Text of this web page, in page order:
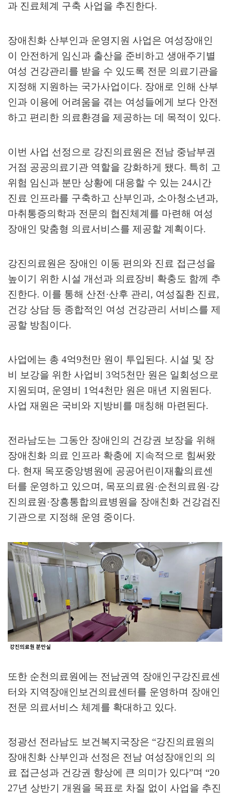
과 진료체계 구축 사업을 추진한다.
장애친화 산부인과 운영지원 사업은 여성장애인
이 안전하게 임신과 출산을 준비하고 생애주기별
여성 건강관리를 받을 수 있도록 전문 의료기관을
지정해 지원하는 국가사업이다. 장애로 인해 산부
인과 이용에 어려움을 겪는 여성들에게 보다 안전
하고 편리한 의료환경을 제공하는 데 목적이 있다.
이번 사업 선정으로 강진의료원은 전남 중남부권
거점 공공의료기관 역할을 강화하게 됐다. 특히 고
위험 임신과 분만 상황에 대응할 수 있는 24시간
진료 인프라를 구축하고 산부인과, 소아청소년과,
마취통증의학과 전문의 협진체계를 마련해 여성
장애인 맞춤형 의료서비스를 제공할 계획이다.
강진의료원은 장애인 이동 편의와 진료 접근성을
높이기 위한 시설 개선과 의료장비 확충도 함께 추
진한다. 이를 통해 산전 ·산후 관리 , 여성질환 진료,
건강 상담 등 종합적인 여성 건강관리 서비스를 제
공할 방침이다.
사업에는 총 4억9천만 원이 투입된다. 시설 및 장
비 보강을 위한 사업비 3억5천만 원은 일회성으로
지원되며 , 운영비 1억4천만 원은 매년 지원된다.
사업 재원은 국비와 지방비를 매칭해 마련된다.
전라남도는 그동안 장애인의 건강권 보장을 위해
장애친화 의료 인프라 확충에 지속적으로 힘써왔
다. 현재 목포중앙병원에 공공어린이재활의료센
터를 운영하고 있으며 , 목포의료원 ·순천의료원 ·강
진의료원 ·장흥통합의료병원을 장애친화 건강검진
기관으로 지정해 운영 중이다.
또한 순천의료원에는 전남권역 장애인구강진료센
터와 지역장애인보건의료센터를 운영하며 장애인
전문 의료서비스 체계를 확대하고 있다.
정광선 전라남도 보건복지국장은 “강진의료원의
장애친화 산부인과 선정은 전남 여성장애인의 의
료 접근성과 건강권 향상에 큰 의미가 있다”며 “20
27년 상반기 개원을 목표로 차질 없이 사업을 추진